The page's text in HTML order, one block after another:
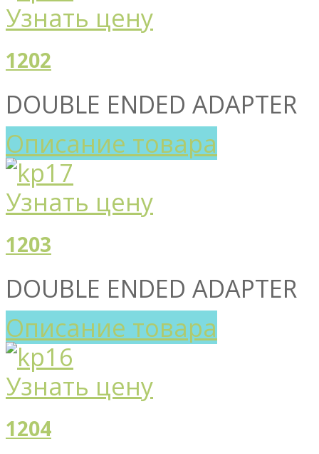
Узнать цену
1202
DOUBLE ENDED ADAPTER
Описание товара
Узнать цену
1203
DOUBLE ENDED ADAPTER
Описание товара
Узнать цену
1204